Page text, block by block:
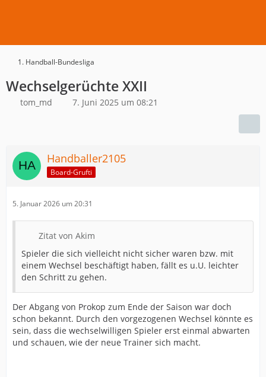
1. Handball-Bundesliga
Wechselgerüchte XXII
tom_md 7. Juni 2025 um 08:21
Handballer2105
Board-Grufti
5. Januar 2026 um 20:31
Zitat von Akim
Spieler die sich vielleicht nicht sicher waren bzw. mit
einem Wechsel beschäftigt haben, fällt es u.U. leichter
den Schritt zu gehen.
Der Abgang von Prokop zum Ende der Saison war doch
schon bekannt. Durch den vorgezogenen Wechsel könnte es
sein, dass die wechselwilligen Spieler erst einmal abwarten
und schauen, wie der neue Trainer sich macht.